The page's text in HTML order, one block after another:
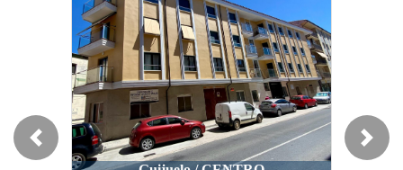
Previous Next